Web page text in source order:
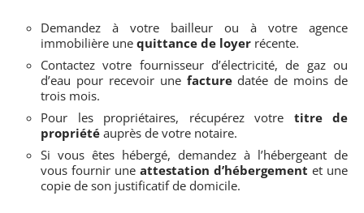
Demandez à votre bailleur ou à votre agence
immobilière une quittance de loyer récente.
Contactez votre fournisseur d’électricité, de gaz ou
d’eau pour recevoir une facturedatée de moins de
trois mois.
Pour les propriétaires, récupérez votre titre de
propriété auprès de votre notaire.
Si vous êtes hébergé, demandez à l’hébergeant de
vous fournir une attestation d’hébergement et une
copie de son justificatif de domicile.